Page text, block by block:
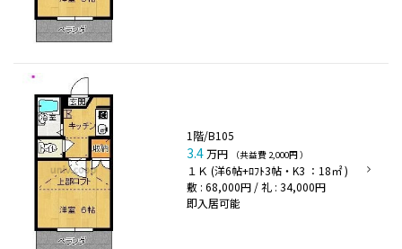
1階/B105
3.4万円 （共益費 2,000円 ）
１Ｋ (洋6帖+ﾛﾌﾄ3帖・K3 ：18㎡ )
敷 : 68,000円 / 礼 : 34,000円
即入居可能